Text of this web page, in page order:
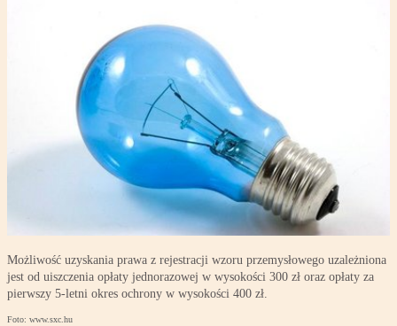
Możliwość uzyskania prawa z rejestracji wzoru przemysłowego uzależniona
jest od uiszczenia opłaty jednorazowej w wysokości 300 zł oraz opłaty za
pierwszy 5-letni okres ochrony w wysokości 400 zł.
Foto: www.sxc.hu